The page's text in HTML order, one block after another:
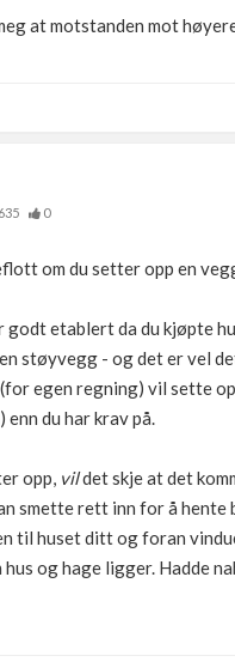
at motstanden mot
0
om du setter opp en
godt etablert da du kjøpte
støyvegg - og det er vel
egen regning) vil sette
du har krav på.
opp, vildet skje at det
smette rett inn for å
til huset ditt og foran
og hage ligger. Hadde